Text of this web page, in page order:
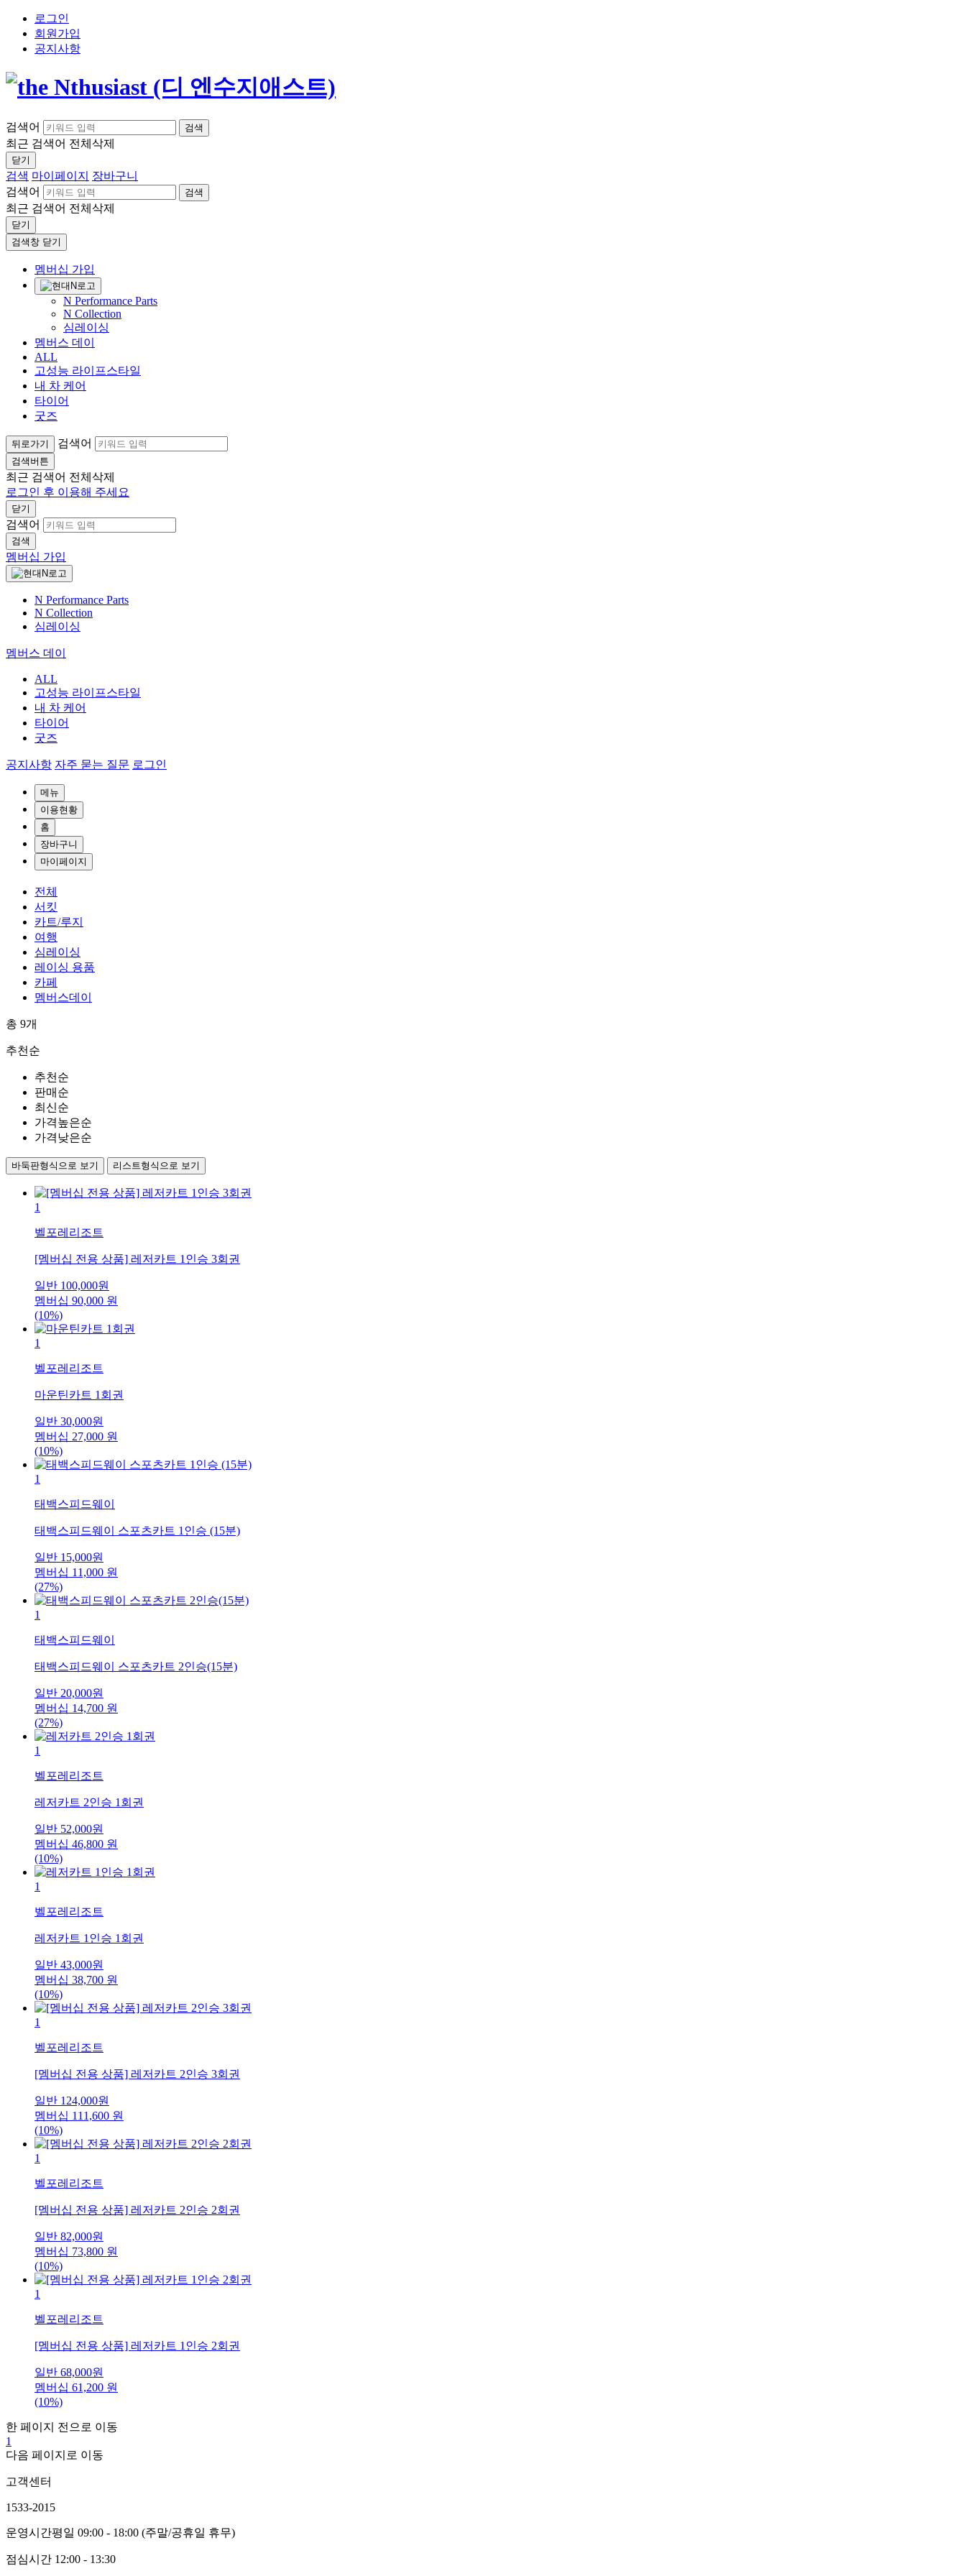
로그인
회원가입
공지사항
검색어 검색
최근 검색어 전체삭제
닫기
검색 마이페이지
장바구니
검색어
검색
최근 검색어 전체삭제
닫기
검색창 닫기
멤버십 가입
N Performance Parts
N Collection
심레이싱
멤버스 데이
ALL
고성능 라이프스타일
내 차 케어
타이어
굿즈
뒤로가기 검색어
검색버튼
최근 검색어 전체삭제
로그인 후 이용해 주세요
닫기
검색어
검색
멤버십 가입
N Performance Parts
N Collection
심레이싱
멤버스 데이
ALL
고성능 라이프스타일
내 차 케어
타이어
굿즈
공지사항 자주 묻는 질문 로그인
메뉴
이용현황
홈
장바구니
마이페이지
전체
서킷
카트/루지
여행
심레이싱
레이싱 용품
카페
멤버스데이
총 9개
추천순
추천순
판매순
최신순
가격높은순
가격낮은순
바둑판형식으로 보기 리스트형식으로 보기
1
벨포레리조트
[멤버십 전용 상품] 레저카트 1인승 3회권
일반 100,000원
멤버십 90,000 원
(10%)
1
벨포레리조트
마운틴카트 1회권
일반 30,000원
멤버십 27,000 원
(10%)
1
태백스피드웨이
태백스피드웨이 스포츠카트 1인승 (15분)
일반 15,000원
멤버십 11,000 원
(27%)
1
태백스피드웨이
태백스피드웨이 스포츠카트 2인승(15분)
일반 20,000원
멤버십 14,700 원
(27%)
1
벨포레리조트
레저카트 2인승 1회권
일반 52,000원
멤버십 46,800 원
(10%)
1
벨포레리조트
레저카트 1인승 1회권
일반 43,000원
멤버십 38,700 원
(10%)
1
벨포레리조트
[멤버십 전용 상품] 레저카트 2인승 3회권
일반 124,000원
멤버십 111,600 원
(10%)
1
벨포레리조트
[멤버십 전용 상품] 레저카트 2인승 2회권
일반 82,000원
멤버십 73,800 원
(10%)
1
벨포레리조트
[멤버십 전용 상품] 레저카트 1인승 2회권
일반 68,000원
멤버십 61,200 원
(10%)
한 페이지 전으로 이동
1
다음 페이지로 이동
고객센터
1533-2015
운영시간평일 09:00 - 18:00 (주말/공휴일 휴무)
점심시간 12:00 - 13:30